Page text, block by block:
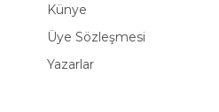
Künye
Üye Sözleşmesi
Yazarlar